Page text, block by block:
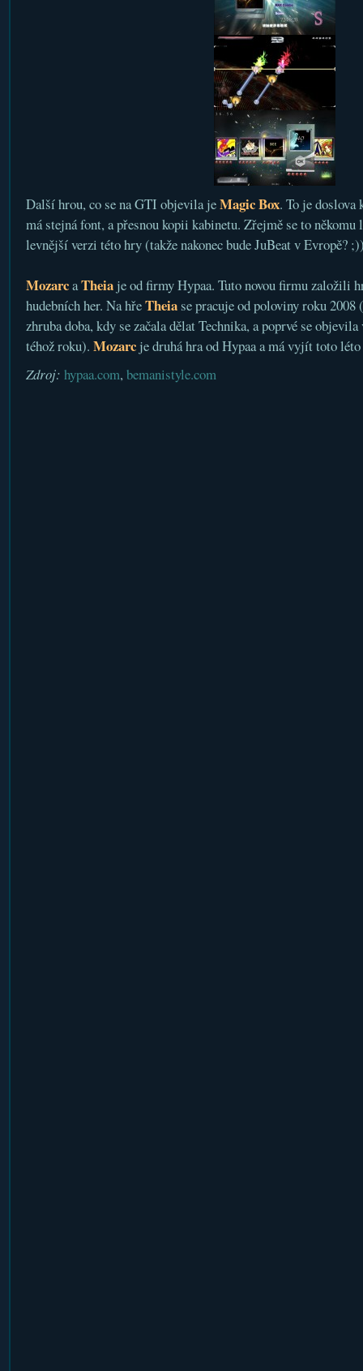
Další hrou, co se na GTI objevila jeMagic Box. To je doslova
má stejná font, a přesnou kopii kabinetu. Zřejmě se to
levnější verzi této hry (takže nakonec bude JuBeat v Evropě?
MozarcaTheia je od firmy Hypaa. Tuto novou firmu založili
hudebních her. Na hřeTheia se pracuje od poloviny roku 2008
zhruba doba, kdy se začala dělat Technika, a poprvé se
téhož roku). Mozarc je druhá hra od Hypaa a má vyjít toto
Zdroj: hypaa.com,bemanistyle.com